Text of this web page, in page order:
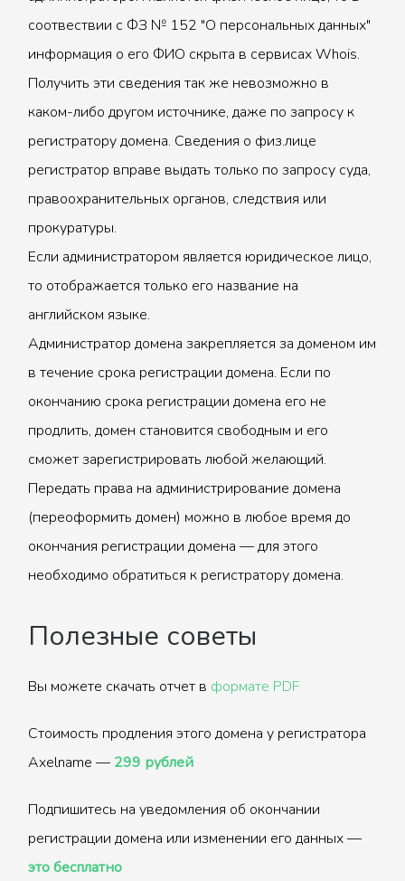
соотвествии с ФЗ № 152 "О персональных данных"
информация о его ФИО скрыта в сервисах Whois.
Получить эти сведения так же невозможно в
каком-либо другом источнике, даже по запросу к
регистратору домена. Сведения о физ.лице
регистратор вправе выдать только по запросу суда,
правоохранительных органов, следствия или
прокуратуры.
Если администратором является юридическое лицо,
то отображается только его название на
английском языке.
Администратор домена закрепляется за доменом им
в течение срока регистрации домена. Если по
окончанию срока регистрации домена его не
продлить, домен становится свободным и его
сможет зарегистрировать любой желающий.
Передать права на администрирование домена
(переоформить домен) можно в любое время до
окончания регистрации домена — для этого
необходимо обратиться к регистратору домена.
Полезные советы
Вы можете скачать отчет в формате PDF
Стоимость продления этого домена у регистратора
Axelname — 299 рублей
Подпишитесь на уведомления об окончании
регистрации домена или изменении его данных —
это бесплатно